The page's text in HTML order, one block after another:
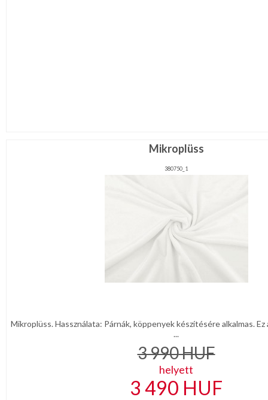
Mikroplüss
380750_1
Mikroplüss. Hassználata: Párnák, köppenyek készítésére alkalmas. Ez
...
3 990HUF
helyett
3 490 HUF